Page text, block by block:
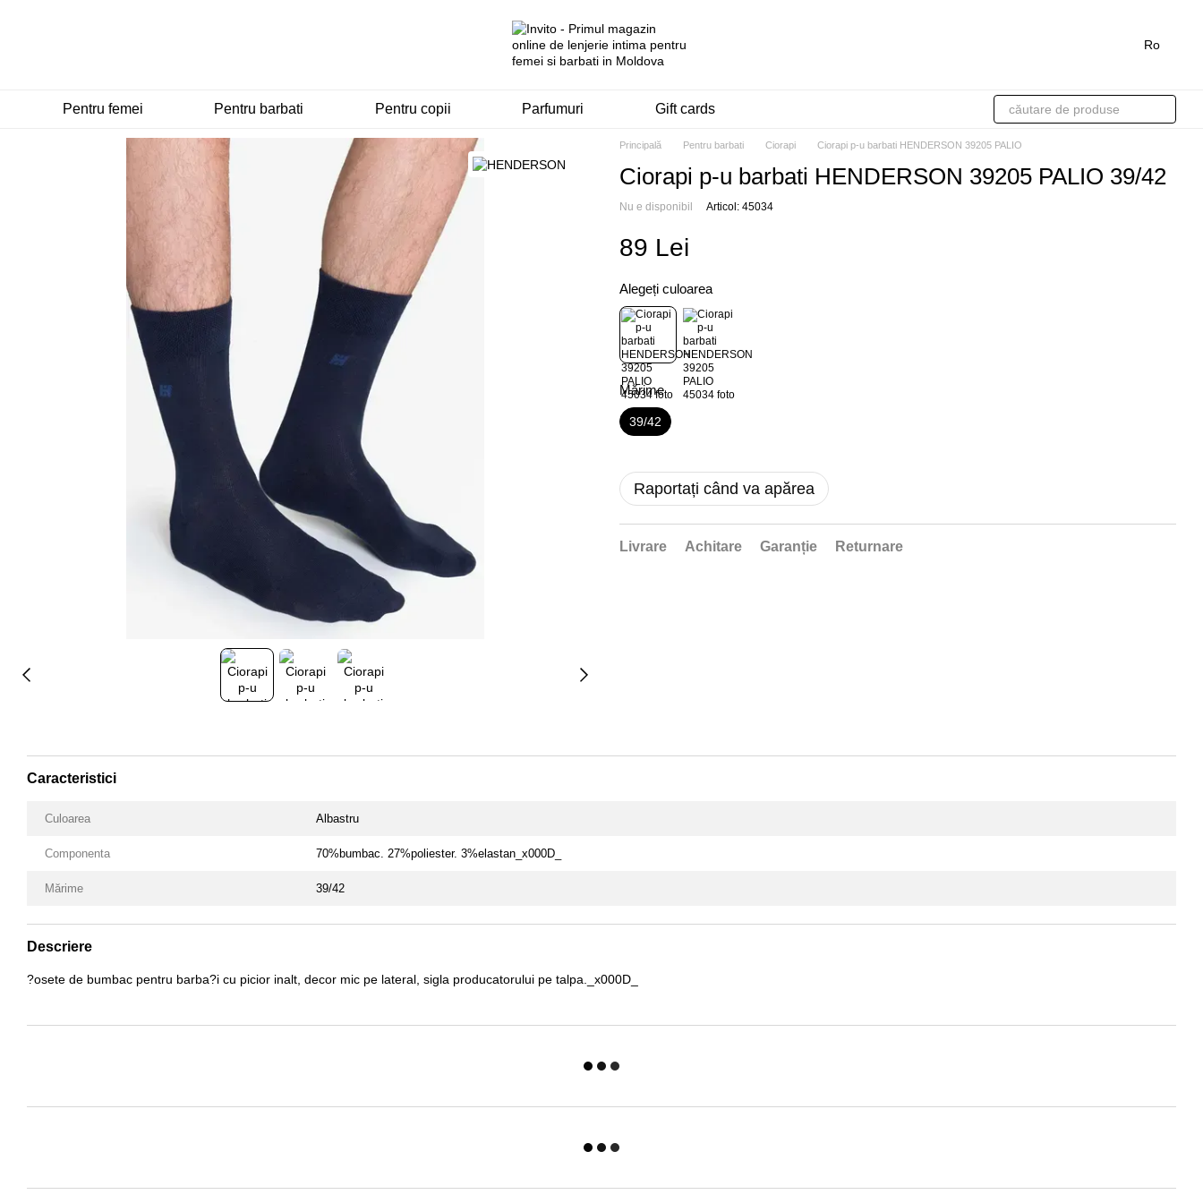
Ro
Pentru femei Pentru barbati Pentru copii Parfumuri Gift cards
Principală Pentru barbati Ciorapi Ciorapi p-u barbati HENDERSON 39205 PALIO
Ciorapi p-u barbati HENDERSON 39205 PALIO 39/42
Nu e disponibil Articol: 45034
89 Lei
Alegeți culoarea
Mărime
39/42
Raportați când va apărea
Livrare Achitare Garanție Returnare
Caracteristici
Culoarea Albastru
Componenta 70%bumbac. 27%poliester. 3%elastan_x000D_
Mărime 39/42
Descriere
?osete de bumbac pentru barba?i cu picior inalt, decor mic pe lateral, sigla producatorului pe talpa._x000D_